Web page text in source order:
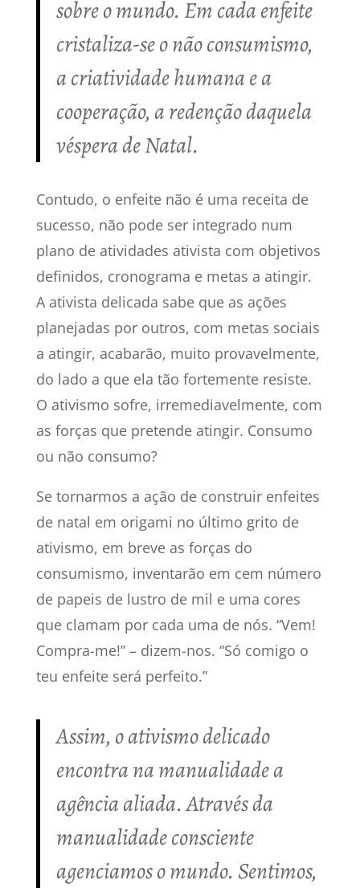
sobre o mundo. Em cada enfeite
cristaliza-se o não consumismo,
a criatividade humana e a
cooperação, a redenção daquela
véspera de Natal.
Contudo, o enfeite não é uma receita de
sucesso, não pode ser integrado num
plano de atividades ativista com objetivos
definidos, cronograma e metas a atingir.
A ativista delicada sabe que as ações
planejadas por outros, com metas sociais
a atingir, acabarão, muito provavelmente,
do lado a que ela tão fortemente resiste.
O ativismo sofre, irremediavelmente, com
as forças que pretende atingir. Consumo
ou não consumo?
Se tornarmos a ação de construir enfeites
de natal em origami no último grito de
ativismo, em breve as forças do
consumismo, inventarão em cem número
de papeis de lustro de mil e uma cores
que clamam por cada uma de nós. “Vem!
Compra-me!” – dizem-nos. “Só comigo o
teu enfeite será perfeito.”
Assim, o ativismo delicado
encontra na manualidade a
agência aliada. Através da
manualidade consciente
agenciamos o mundo. Sentimos,